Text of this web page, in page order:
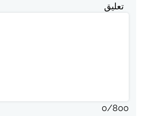
تعليق
0/800